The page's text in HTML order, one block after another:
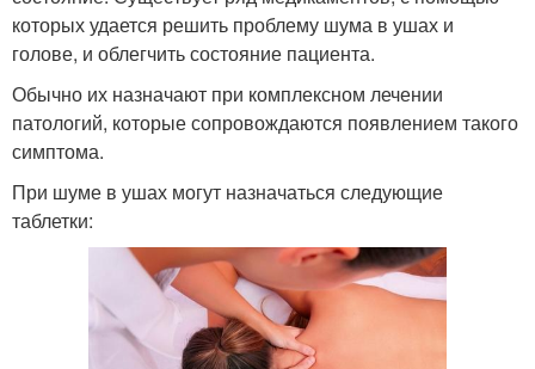
которых удается решить проблему шума в ушах и
голове, и облегчить состояние пациента.
Обычно их назначают при комплексном лечении
патологий, которые сопровождаются появлением такого
симптома.
При шуме в ушах могут назначаться следующие
таблетки: